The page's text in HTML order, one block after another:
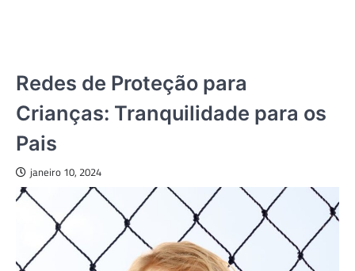
Redes de Proteção para
Crianças: Tranquilidade para os
Pais
janeiro 10, 2024